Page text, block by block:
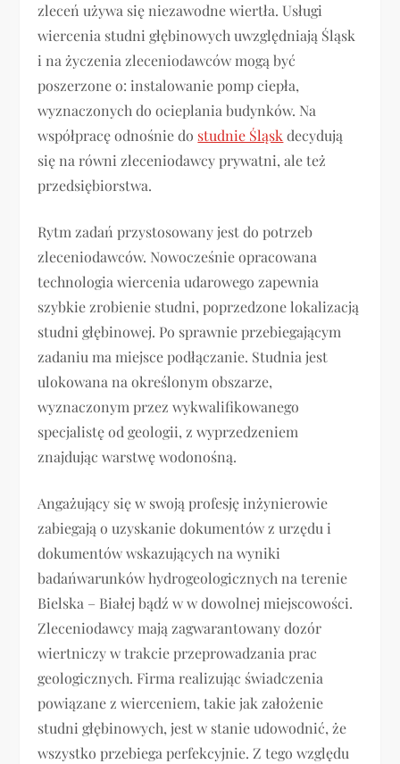
zleceń używa się niezawodne wiertła. Usługi
wiercenia studni głębinowych uwzględniają Śląsk
i na życzenia zleceniodawców mogą być
poszerzone o: instalowanie pomp ciepła,
wyznaczonych do ocieplania budynków. Na
współpracę odnośnie do studnie Śląsk decydują
się na równi zleceniodawcy prywatni, ale też
przedsiębiorstwa.
Rytm zadań przystosowany jest do potrzeb
zleceniodawców. Nowocześnie opracowana
technologia wiercenia udarowego zapewnia
szybkie zrobienie studni, poprzedzone lokalizacją
studni głębinowej. Po sprawnie przebiegającym
zadaniu ma miejsce podłączanie. Studnia jest
ulokowana na określonym obszarze,
wyznaczonym przez wykwalifikowanego
specjalistę od geologii, z wyprzedzeniem
znajdując warstwę wodonośną.
Angażujący się w swoją profesję inżynierowie
zabiegają o uzyskanie dokumentów z urzędu i
dokumentów wskazujących na wyniki
badańwarunków hydrogeologicznych na terenie
Bielska – Białej bądź w w dowolnej miejscowości.
Zleceniodawcy mają zagwarantowany dozór
wiertniczy w trakcie przeprowadzania prac
geologicznych. Firma realizując świadczenia
powiązane z wierceniem, takie jak założenie
studni głębinowych, jest w stanie udowodnić, że
wszystko przebiega perfekcyjnie. Z tego względu